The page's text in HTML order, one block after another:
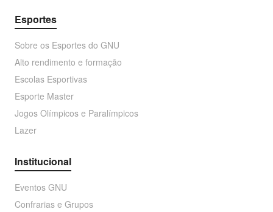
Esportes
Sobre os Esportes do GNU
Alto rendimento e formação
Escolas Esportivas
Esporte Master
Jogos Olímpicos e Paralímpicos
Lazer
Institucional
Eventos GNU
Confrarias e Grupos